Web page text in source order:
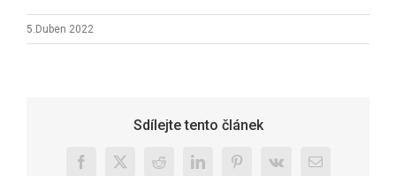
5.Duben 2022
Sdílejte tento článek
Facebook
X RedditLinkedInPinterest
Vk
E-